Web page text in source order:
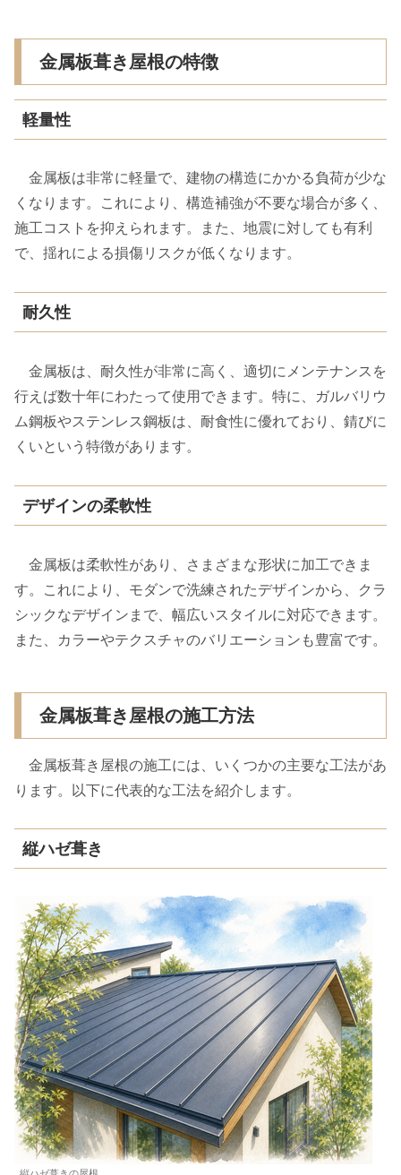
金属板葺き屋根の特徴
軽量性
金属板は非常に軽量で、建物の構造にかかる負荷が少な
くなります。これにより、構造補強が不要な場合が多く、
施工コストを抑えられます。また、地震に対しても有利
で、揺れによる損傷リスクが低くなります。
耐久性
金属板は、耐久性が非常に高く、適切にメンテナンスを
行えば数十年にわたって使用できます。特に、ガルバリウ
ム鋼板やステンレス鋼板は、耐食性に優れており、錆びに
くいという特徴があります。
デザインの柔軟性
金属板は柔軟性があり、さまざまな形状に加工できま
す。これにより、モダンで洗練されたデザインから、クラ
シックなデザインまで、幅広いスタイルに対応できます。
また、カラーやテクスチャのバリエーションも豊富です。
金属板葺き屋根の施工方法
金属板葺き屋根の施工には、いくつかの主要な工法があ
ります。以下に代表的な工法を紹介します。
縦ハゼ葺き